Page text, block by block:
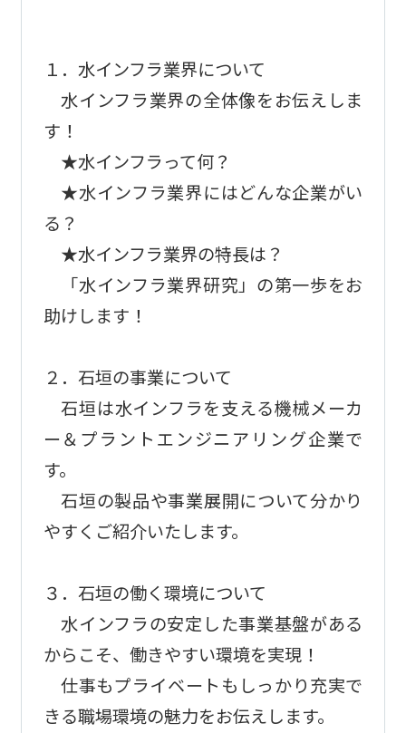
１．水インフラ業界について
水インフラ業界の全体像をお伝えしま
す！
★水インフラって何？
★水インフラ業界にはどんな企業がい
る？
★水インフラ業界の特長は？
「水インフラ業界研究」の第一歩をお
助けします！
２．石垣の事業について
石垣は水インフラを支える機械メーカ
ー＆プラントエンジニアリング企業で
す。
石垣の製品や事業展開について分かり
やすくご紹介いたします。
３．石垣の働く環境について
水インフラの安定した事業基盤がある
からこそ、働きやすい環境を実現！
仕事もプライベートもしっかり充実で
きる職場環境の魅力をお伝えします。